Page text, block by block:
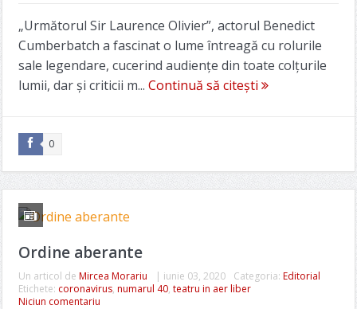
„Următorul Sir Laurence Olivier”, actorul Benedict
Cumberbatch a fascinat o lume întreagă cu rolurile
sale legendare, cucerind audiențe din toate colțurile
lumii, dar și criticii m... Continuă să citești
0
Ordine aberante
Un articol de Mircea Morariu | iunie 03, 2020 Categoria: Editorial
Etichete: coronavirus, numarul 40, teatru in aer liber
Niciun comentariu